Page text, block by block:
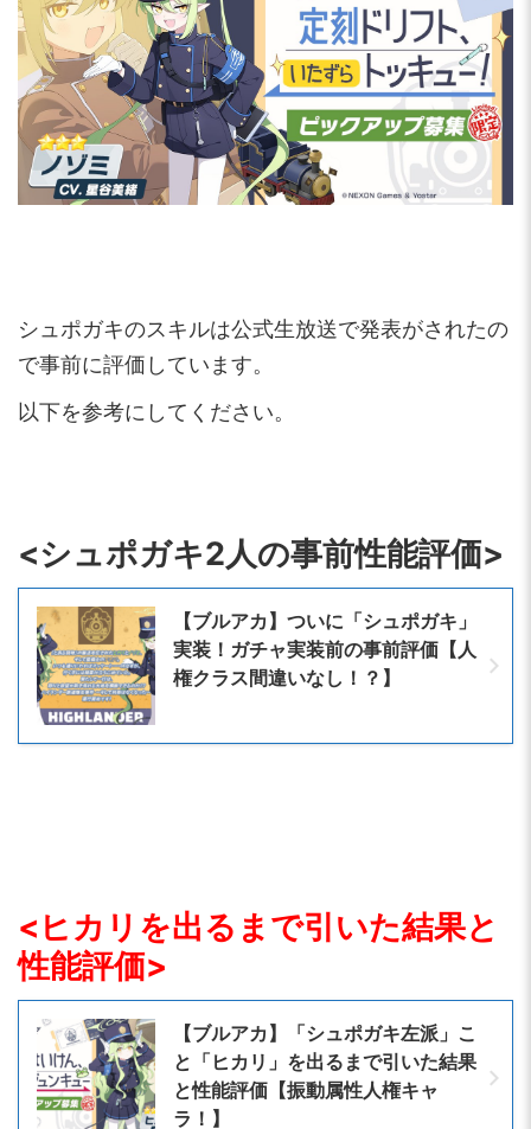
シュポガキのスキルは公式生放送で発表がされたの
で事前に評価しています。
以下を参考にしてください。
<シュポガキ2人の事前性能評価>
【ブルアカ】ついに「シュポガキ」
実装！ガチャ実装前の事前評価【人
権クラス間違いなし！？】
<ヒカリを出るまで引いた結果と
性能評価>
【ブルアカ】「シュポガキ左派」こ
と「ヒカリ」を出るまで引いた結果
と性能評価【振動属性人権キャ
ラ！】